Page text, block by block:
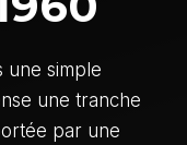
une simple
une tranche
par une